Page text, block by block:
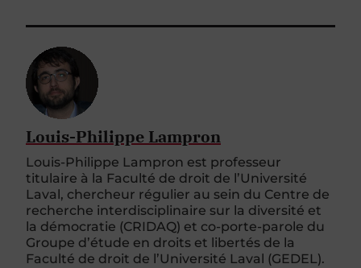
Louis-Philippe Lampron
Louis-Philippe Lampron est professeur
titulaire à la Faculté de droit de l’Université
Laval, chercheur régulier au sein du Centre de
recherche interdisciplinaire sur la diversité et
la démocratie (CRIDAQ) et co-porte-parole du
Groupe d’étude en droits et libertés de la
Faculté de droit de l’Université Laval (GEDEL).